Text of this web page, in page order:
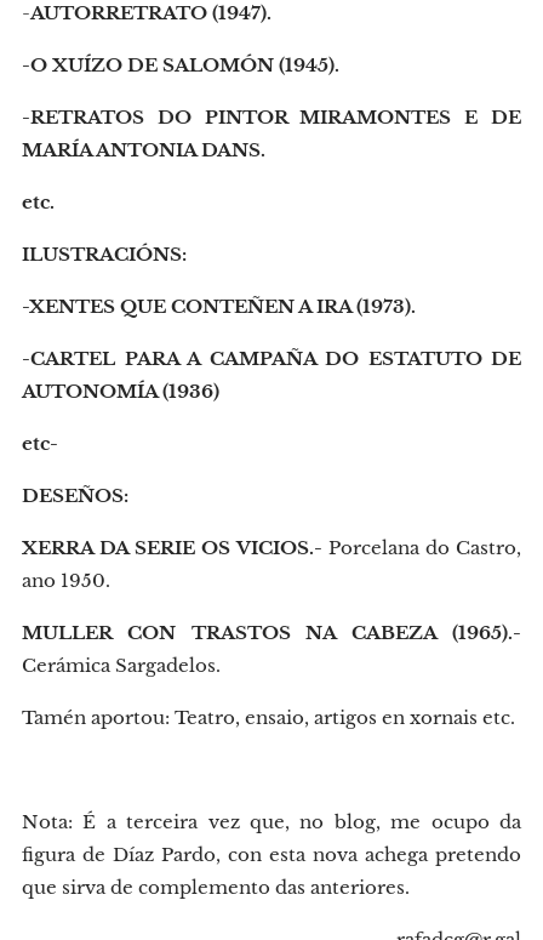
-AUTORRETRATO (1947).
-O XUÍZO DE SALOMÓN (1945).
-RETRATOS DO PINTOR MIRAMONTES E DE
MARÍA ANTONIA DANS.
etc.
ILUSTRACIÓNS:
-XENTES QUE CONTEÑEN A IRA (1973).
-CARTEL PARA A CAMPAÑA DO ESTATUTO DE
AUTONOMÍA (1936)
etc-
DESEÑOS:
XERRA DA SERIE OS VICIOS.- Porcelana do Castro,
ano 1950.
MULLER CON TRASTOS NA CABEZA (1965).-
Cerámica Sargadelos.
Tamén aportou: Teatro, ensaio, artigos en xornais etc.
Nota: É a terceira vez que, no blog, me ocupo da
figura de Díaz Pardo, con esta nova achega pretendo
que sirva de complemento das anteriores.